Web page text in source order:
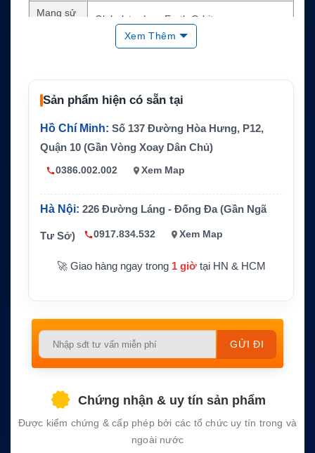
Mạng sử
Globalstar Low Earth Orbit
ng
Nguồn nă
ng lượng
Sạc năng lượng mặt trời
sạc
báo cáo
g chính
n đồ trực tuyến và geofencing
Xem Thêm
Sản phẩm hiện có sẵn tại
Hồ Chí Minh: Số 137 Đường Hòa Hưng, P12,
Quận 10 (Gần Vòng Xoay Dân Chủ)
0386.002.002 Xem Map
Hà Nội: 226 Đường Láng - Đống Đa (Gần Ngã
Tư Sở) 0917.834.532 Xem Map
🚀 Giao hàng ngay trong 1 giờtại HN & HCM
Please
empty.
Chứng nhận & uy tín sản phẩm
Được kiểm chứng & cấp phép bởi các tổ chức uy tín trong và
ngoài nước